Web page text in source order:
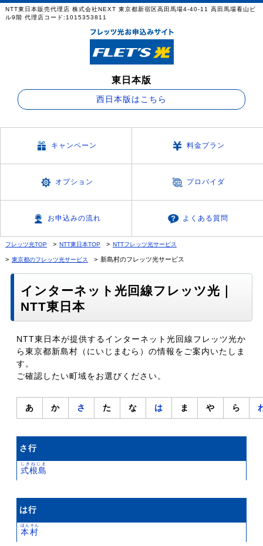
NTT東日本販売代理店 株式会社NEXT 東京都新宿区高田馬場4-40-11 高田馬場看山ビ
ル9階 代理店コード:1015353811
東日本版
西日本版はこちら
キャンペーン 料金プラン
オプション プロバイダ
お申込みの流れ よくある質問
フレッツ光TOP NTT東日本TOP NTTフレッツ光サービス
東京都のフレッツ光サービス 新島村のフレッツ光サービス
インターネット光回線フレッツ光｜
NTT東日本
NTT東日本が提供するインターネット光回線フレッツ光か
ら東京都新島村（にいじまむら）の情報をご案内いたしま
す。
ご確認したい町域をお選びください。
あ か さ た な は ま や ら
さ行
式根島
しきねじま
は行
本村
ほんそん